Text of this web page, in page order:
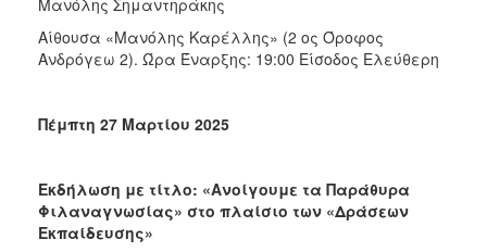
Αίθουσα «Μανόλης Καρέλλης» (2 ος Όροφος
Ανδρόγεω 2). Ώρα Έναρξης: 19:00 Είσοδος Ελεύθερη
Πέμπτη 27 Μαρτίου 2025
Εκδήλωση με τίτλο: «Ανοίγουμε τα Παράθυρα
Φιλαναγνωσίας» στο πλαίσιο των «Δράσεων
Εκπαίδευσης»